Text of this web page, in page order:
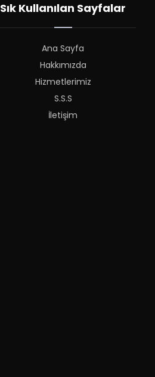
Sık Kullanılan Sayfalar
Ana Sayfa
Hakkımızda
Hizmetlerimiz
S.S.S
İletişim